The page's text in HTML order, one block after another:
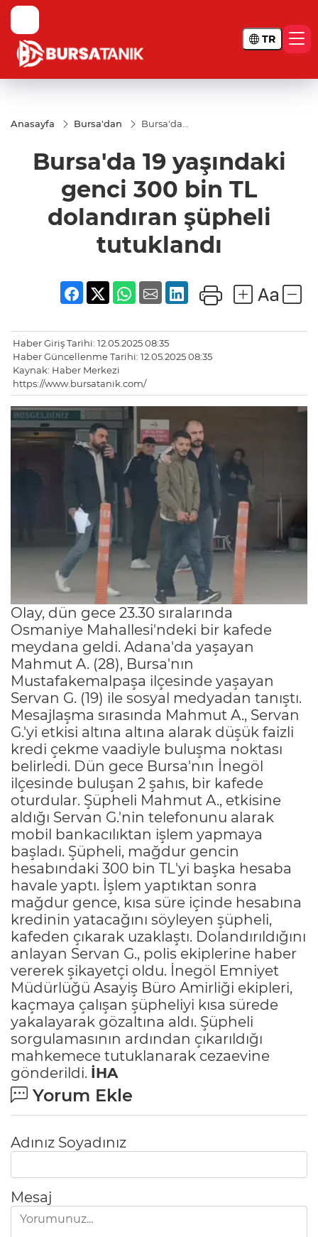
TR
Anasayfa Bursa'dan
Bursa'da
genci 300
bin TL
dolandıran
şüpheli
Bursa'da 19 yaşındaki
genci 300 bin TL
dolandıran şüpheli
tutuklandı
Haber Giriş Tarihi: 12.05.2025 08:35
Haber Güncellenme Tarihi: 12.05.2025 08:35
Kaynak: Haber Merkezi
https://www.bursatanik.com/
Olay, dün gece 23.30 sıralarında
Osmaniye Mahallesi'ndeki bir kafede
meydana geldi. Adana'da yaşayan
Mahmut A. (28), Bursa'nın
Mustafakemalpaşa ilçesinde yaşayan
Servan G. (19) ile sosyal medyadan tanıştı.
Mesajlaşma sırasında Mahmut A., Servan
G.'yi etkisi altına altına alarak düşük faizli
kredi çekme vaadiyle buluşma noktası
belirledi. Dün gece Bursa'nın İnegöl
ilçesinde buluşan 2 şahıs, bir kafede
oturdular. Şüpheli Mahmut A., etkisine
aldığı Servan G.'nin telefonunu alarak
mobil bankacılıktan işlem yapmaya
başladı. Şüpheli, mağdur gencin
hesabındaki 300 bin TL'yi başka hesaba
havale yaptı. İşlem yaptıktan sonra
mağdur gence, kısa süre içinde hesabına
kredinin yatacağını söyleyen şüpheli,
kafeden çıkarak uzaklaştı. Dolandırıldığını
anlayan Servan G., polis ekiplerine haber
vererek şikayetçi oldu. İnegöl Emniyet
Müdürlüğü Asayiş Büro Amirliği ekipleri,
kaçmaya çalışan şüpheliyi kısa sürede
yakalayarak gözaltına aldı. Şüpheli
sorgulamasının ardından çıkarıldığı
mahkemece tutuklanarak cezaevine
gönderildi. İHA
Yorum Ekle
Adınız Soyadınız
Mesaj